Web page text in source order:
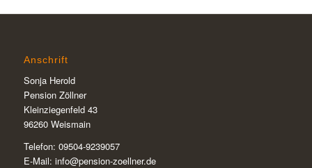
Anschrift
Sonja Herold
Pension Zöllner
Kleinziegenfeld 43
96260 Weismain
Telefon: 09504-9239057
E-Mail: info@pension-zoellner.de